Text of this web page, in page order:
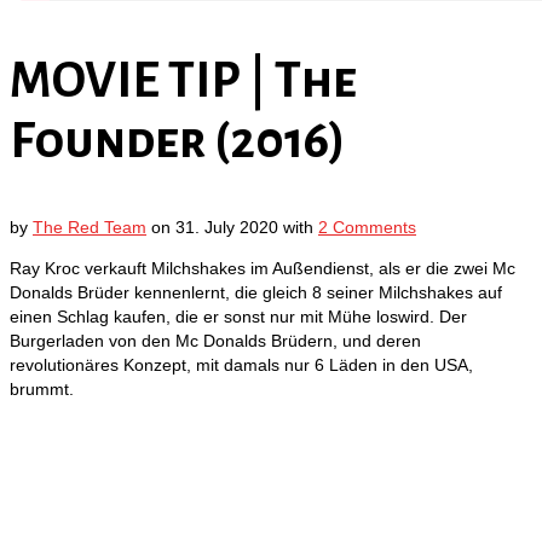
MOVIE TIP | The
Founder (2016)
by The Red Team on 31. July 2020 with 2 Comments
Ray Kroc verkauft Milchshakes im Außendienst, als er die zwei Mc
Donalds Brüder kennenlernt, die gleich 8 seiner Milchshakes auf
einen Schlag kaufen, die er sonst nur mit Mühe loswird. Der
Burgerladen von den Mc Donalds Brüdern, und deren
revolutionäres Konzept, mit damals nur 6 Läden in den USA,
brummt.